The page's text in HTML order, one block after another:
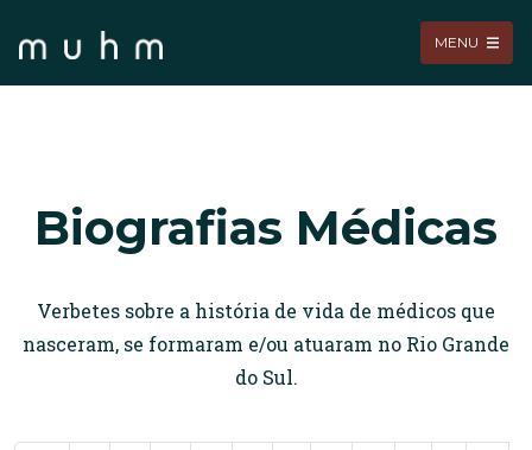
MENU
Biografias Médicas
Verbetes sobre a história de vida de médicos que
nasceram, se formaram e/ou atuaram no Rio Grande
do Sul.